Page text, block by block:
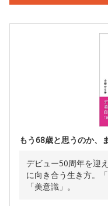
もう68歳と思うのか、
デビュー50周年を迎
に向き合う生き方。
「美意識」。